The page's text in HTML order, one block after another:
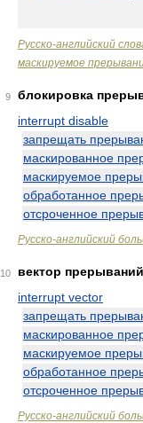
Русско-английский
маскируемое
9
блокировка
interrupt disable
запрещать
маскированное
маскируемое
обработанное
отсроченное
Русско-английский
10
вектор прерываний
interrupt vector
запрещать
маскированное
маскируемое
обработанное
отсроченное
Русско-английский